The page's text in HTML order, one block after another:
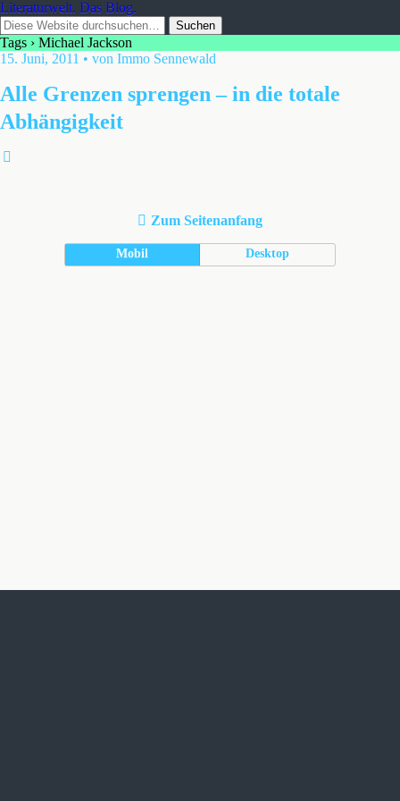
Literaturwelt. Das Blog.
Tags › Michael Jackson
15. Juni, 2011 • von Immo Sennewald
Alle Grenzen sprengen – in die totale
Abhängigkeit
Zum Seitenanfang
Mobil Desktop